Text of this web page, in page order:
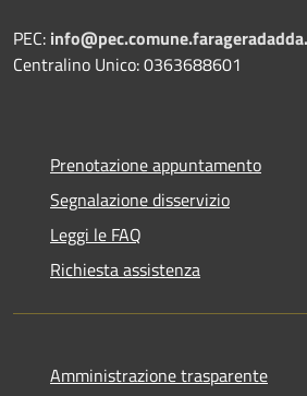
PEC:
Centralino Unico: 0363688601
Prenotazione appuntamento
Segnalazione disservizio
Leggi le FAQ
Richiesta assistenza
Amministrazione trasparente